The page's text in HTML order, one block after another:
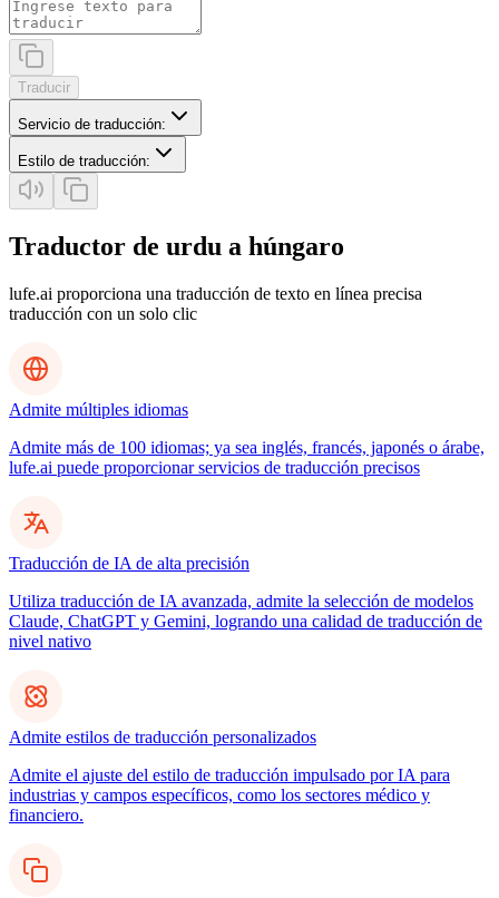
Traducir
Servicio de traducción:
Estilo de traducción:
Traductor de urdu a húngaro
lufe.ai proporciona una traducción de texto en línea precisa
traducción con un solo clic
Admite múltiples idiomas
Admite más de 100 idiomas; ya sea inglés, francés, japonés o árabe,
lufe.ai puede proporcionar servicios de traducción precisos
Traducción de IA de alta precisión
Utiliza traducción de IA avanzada, admite la selección de modelos
Claude, ChatGPT y Gemini, logrando una calidad de traducción de
nivel nativo
Admite estilos de traducción personalizados
Admite el ajuste del estilo de traducción impulsado por IA para
industrias y campos específicos, como los sectores médico y
financiero.